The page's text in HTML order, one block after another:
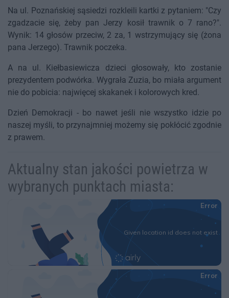
Na ul. Poznańskiej sąsiedzi rozkleili kartki z pytaniem: "Czy
zgadzacie się, żeby pan Jerzy kosił trawnik o 7 rano?".
Wynik: 14 głosów przeciw, 2 za, 1 wstrzymujący się (żona
pana Jerzego). Trawnik poczeka.
A na ul. Kiełbasiewicza dzieci głosowały, kto zostanie
prezydentem podwórka. Wygrała Zuzia, bo miała argument
nie do pobicia: najwięcej skakanek i kolorowych kred.
Dzień Demokracji - bo nawet jeśli nie wszystko idzie po
naszej myśli, to przynajmniej możemy się pokłócić zgodnie
z prawem.
Aktualny stan jakości powietrza w
wybranych punktach miasta: